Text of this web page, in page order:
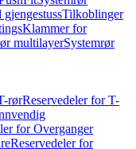
Tilkoblinger
Klammer for
multilayerSystemrør
rørReservedeler for T-
for Overganger
Reservedeler for